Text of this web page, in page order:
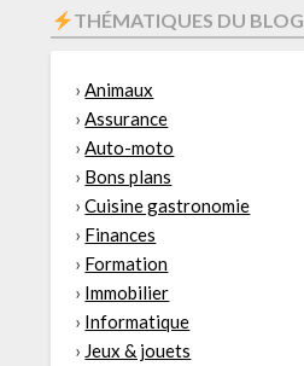
THÉMATIQUES DU BLOG
›Animaux
›Assurance
›Auto-moto
› Bons plans
›Cuisine gastronomie
› Finances
› Formation
› Immobilier
› Informatique
› Jeux & jouets